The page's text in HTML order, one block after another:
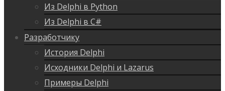
Из Delphi в Python
Из Delphi в C#
Разработчику
История Delphi
Исходники Delphi и Lazarus
Примеры Delphi